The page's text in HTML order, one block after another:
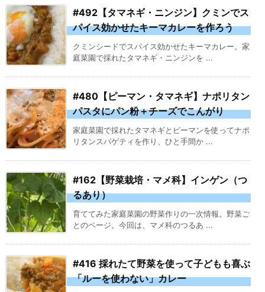
#492【タマネギ・ニンジン】クミンでス
パイス効かせたキーマカレーを作ろう
クミンシードでスパイス効かせたキーマカレー。家
庭菜園で採れたタマネギ・ニンジンを ...
#480【ピーマン・タマネギ】ナポリタン
パスタにパン粉＋チーズでこんがり
家庭菜園で採れたタマネギとピーマンを使ってナポ
リタンスパゲティを作り、ひと手間か ...
#162【野菜栽培・マメ科】インゲン（つ
るあり）
育ててみた家庭菜園の野菜作りの一次情報。野菜ご
とのページ。今回は、マメ科のつるあ ...
#416 採れたて野菜を使って子どもも喜ぶ
「ルーを使わない」カレー